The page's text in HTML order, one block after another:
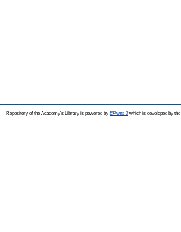
Repository of the Academy's Library is powered by EPrints 3which is developed by the